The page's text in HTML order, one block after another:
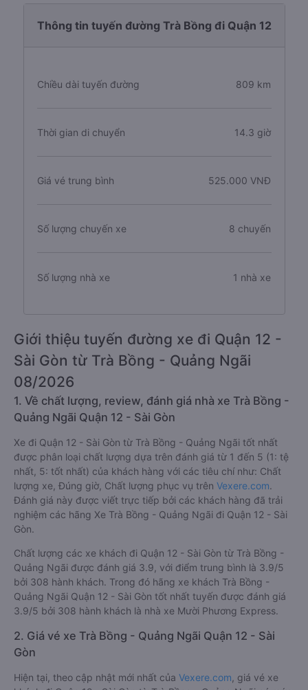
Thông tin tuyến đường Trà Bồng đi Quận 12
Chiều dài tuyến đường 809 km
Thời gian di chuyển 14.3 giờ
Giá vé trung bình 525.000 VNĐ
Số lượng chuyến xe 8 chuyến
Số lượng nhà xe 1 nhà xe
Giới thiệu tuyến đường xe đi Quận 12 -
Sài Gòn từ Trà Bồng - Quảng Ngãi
08/2026
1. Về chất lượng, review, đánh giá nhà xe Trà Bồng -
Quảng Ngãi Quận 12 - Sài Gòn
Xe đi Quận 12 - Sài Gòn từ Trà Bồng - Quảng Ngãi tốt nhất
được phân loại chất lượng dựa trên đánh giá từ 1 đến 5 (1: tệ
nhất, 5: tốt nhất) của khách hàng với các tiêu chí như: Chất
lượng xe, Đúng giờ, Chất lượng phục vụ trên Vexere.com.
Đánh giá này được viết trực tiếp bởi các khách hàng đã trải
nghiệm các hãng Xe Trà Bồng - Quảng Ngãi đi Quận 12 - Sài
Gòn.
Chất lượng các xe khách đi Quận 12 - Sài Gòn từ Trà Bồng -
Quảng Ngãi được đánh giá 3.9, với điểm trung bình là 3.9/5
bởi 308 hành khách. Trong đó hãng xe khách Trà Bồng -
Quảng Ngãi Quận 12 - Sài Gòn tốt nhất tuyến được đánh giá
3.9/5 bởi 308 hành khách là nhà xe Mười Phương Express.
2. Giá vé xe Trà Bồng - Quảng Ngãi Quận 12 - Sài
Gòn
Hiện tại, theo cập nhật mới nhất của Vexere.com , giá vé xe